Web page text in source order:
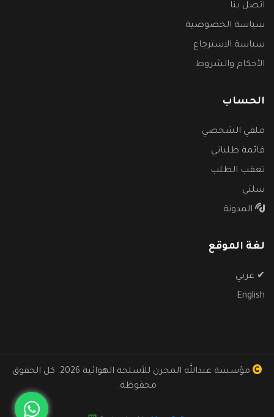
اتصل بنا
سياسة الخصوصية
سياسة الاسترجاع
الأحكام والشروط
الحساب
ملفي الشخصي
قائمة طلباتي
تعقب الطلب
سلتي
المدونة
لغة الموقع
✔ عربي
English
مؤسسة عبدالله المجرن للأسلحة الهوائية
2026. كل الحقوق
محفوظة.